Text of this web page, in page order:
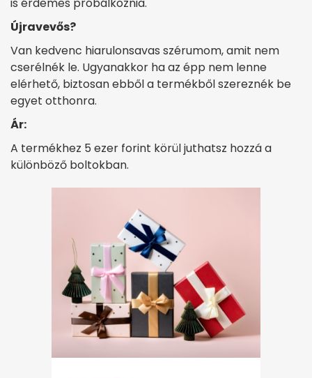
Újravevős?
Van kedvenc hiarulonsavas szérumom, amit nem
cserélnék le. Ugyanakkor ha az épp nem lenne
elérhető, biztosan ebből a termékből szereznék be
egyet otthonra.
Ár:
A termékhez 5 ezer forint körül juthatsz hozzá a
különböző boltokban.